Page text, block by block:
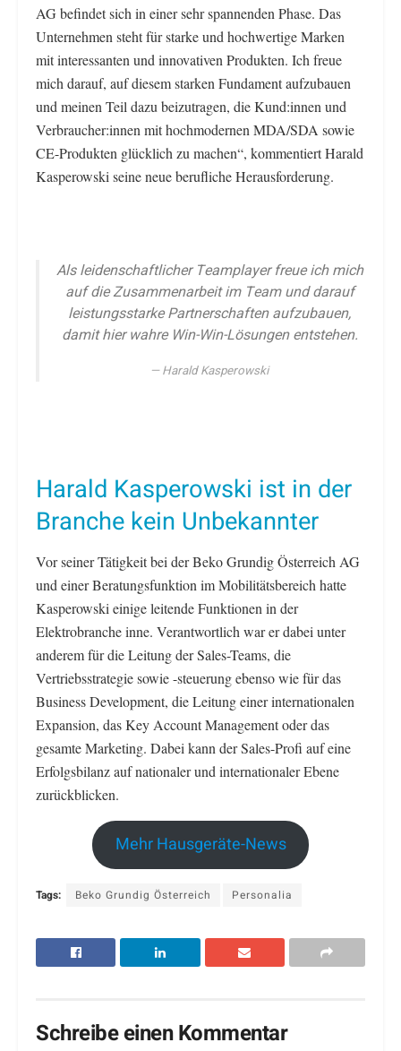
AG befindet sich in einer sehr spannenden Phase. Das
Unternehmen steht für starke und hochwertige Marken
mit interessanten und innovativen Produkten. Ich freue
mich darauf, auf diesem starken Fundament aufzubauen
und meinen Teil dazu beizutragen, die Kund:innen und
Verbraucher:innen mit hochmodernen MDA/SDA sowie
CE-Produkten glücklich zu machen“, kommentiert Harald
Kasperowski seine neue berufliche Herausforderung.
Als leidenschaftlicher Teamplayer freue ich mich
auf die Zusammenarbeit im Team und darauf
leistungsstarke Partnerschaften aufzubauen,
damit hier wahre Win-Win-Lösungen entstehen.
Harald Kasperowski
Harald Kasperowski ist in der
Branche kein Unbekannter
Vor seiner Tätigkeit bei der Beko Grundig Österreich AG
und einer Beratungsfunktion im Mobilitätsbereich hatte
Kasperowski einige leitende Funktionen in der
Elektrobranche inne. Verantwortlich war er dabei unter
anderem für die Leitung der Sales-Teams, die
Vertriebsstrategie sowie -steuerung ebenso wie für das
Business Development, die Leitung einer internationalen
Expansion, das Key Account Management oder das
gesamte Marketing. Dabei kann der Sales-Profi auf eine
Erfolgsbilanz auf nationaler und internationaler Ebene
zurückblicken.
Mehr Hausgeräte-News
Tags: Beko Grundig Österreich Personalia
Schreibe einen Kommentar